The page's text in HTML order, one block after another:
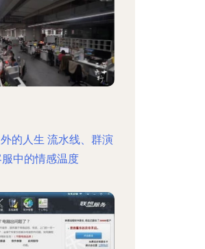
的人生 流水线、群演
中的情感温度